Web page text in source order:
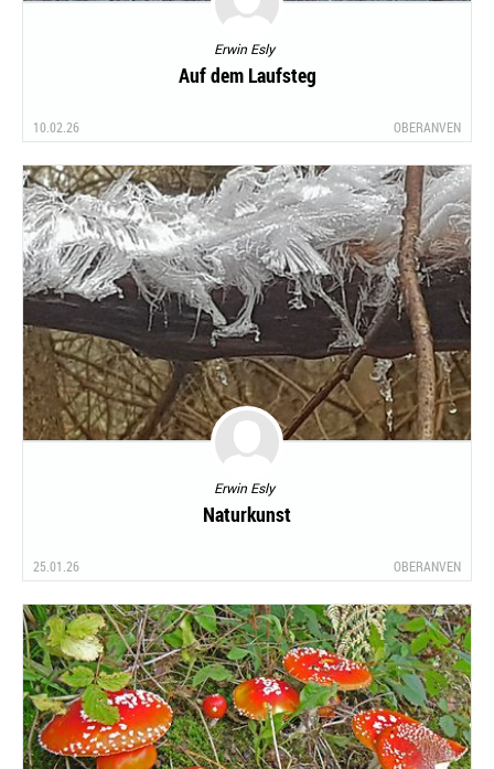
Erwin Esly
Auf dem Laufsteg
10.02.26 OBERANVEN
Erwin Esly
Naturkunst
25.01.26 OBERANVEN